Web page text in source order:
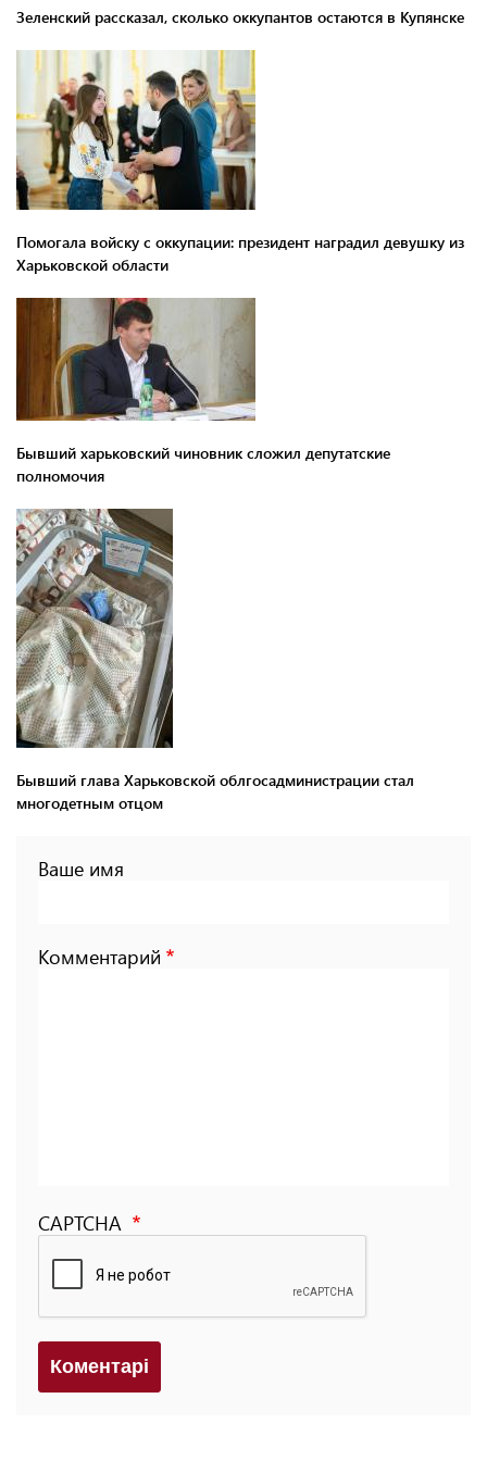
Зеленский рассказал, сколько оккупантов остаются в Купянске
Помогала войску с оккупации: президент наградил девушку из
Харьковской области
Бывший харьковский чиновник сложил депутатские
полномочия
Бывший глава Харьковской облгосадминистрации стал
многодетным отцом
Ваше имя
Комментарий
CAPTCHA
Коментарi